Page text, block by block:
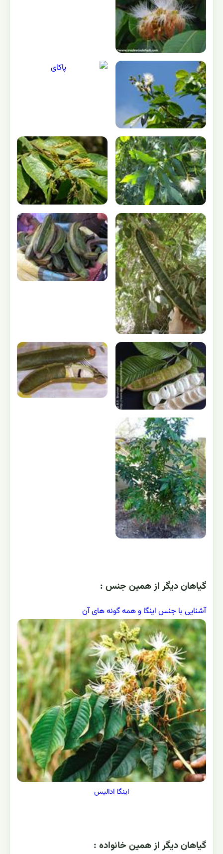
گياهان ديگر از همين جنس :
آشنایی با جنس اینگا و همه گونه های آن
اینگا ادالیس
گياهان ديگر از همين خانواده :